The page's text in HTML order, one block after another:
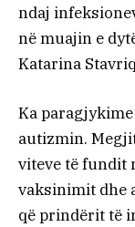
ndaj
në muajin e
Katarina
Ka
autizmin.
viteve të fundit
vaksinimit dhe
që prindërit të